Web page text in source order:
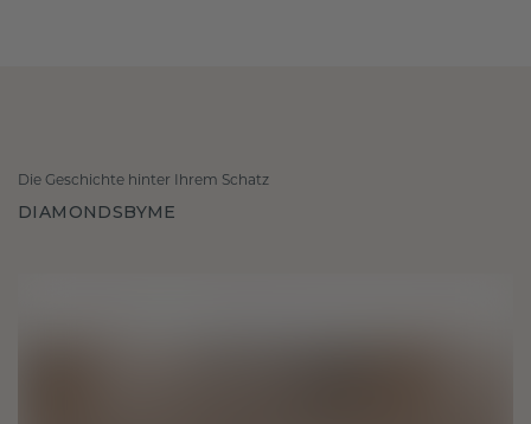
Die Geschichte hinter Ihrem Schatz
DIAMONDSBYME